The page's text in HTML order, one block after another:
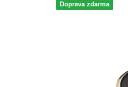
Doprava zdarma